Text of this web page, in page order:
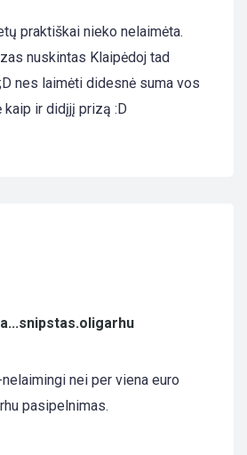
praktiškai nieko nelaimėta.
nuskintas Klaipėdoj tad
nes laimėti didesnė suma vos
ir didįjį prizą :D
nei per viena euro
pasipelnimas.